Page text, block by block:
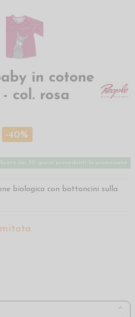
in cotone
col. rosa
-40%
nei 30 giorni precedenti la promozione
biologico con bottoncini sulla